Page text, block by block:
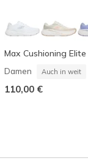
Max Cushioning
Damen Auch in weit
110,00 €